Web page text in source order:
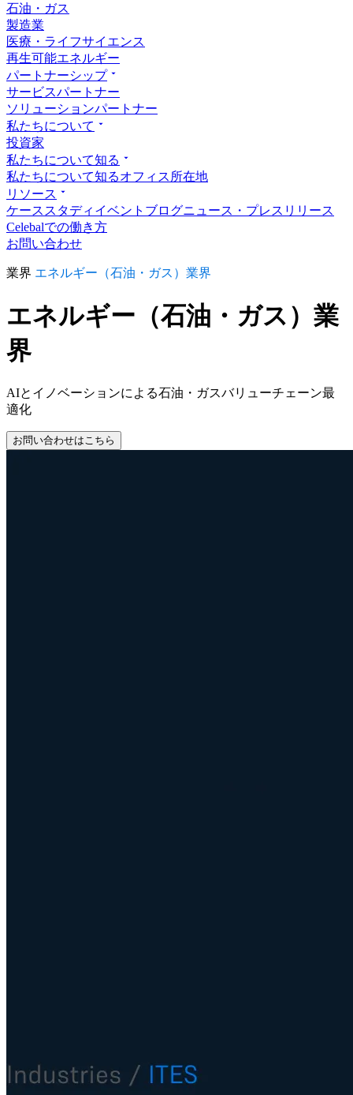
石油・ガス
製造業
医療・ライフサイエンス
再生可能エネルギー
パートナーシップ
サービスパートナー
ソリューションパートナー
私たちについて
投資家
私たちについて知る
私たちについて知るオフィス所在地
リソース
ケーススタディ イベント ブログニュース・プレスリリース
Celebalでの働き方
お問い合わせ
業界 エネルギー（石油・ガス）業界
エネルギー（石油・ガス）業
界
AIとイノベーションによる石油・ガスバリューチェーン最
適化
お問い合わせはこちら